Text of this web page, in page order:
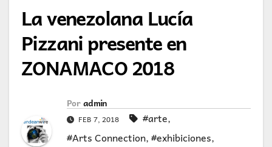
La venezolana Lucía
Pizzani presente en
ZONAMACO 2018
Por admin
FEB 7, 2018 #arte,
#Arts Connection,#exhibiciones,